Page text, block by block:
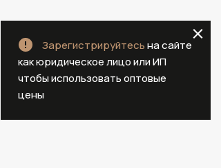
Зарегистрируйтесьна сайте
как юридическое лицо или ИП
чтобы использовать оптовые
цены